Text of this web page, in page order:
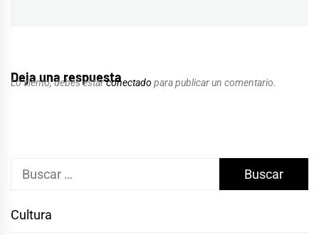
Deja una respuesta
Lo siento, debes estarconectado para publicar un comentario.
Buscar:
Cultura